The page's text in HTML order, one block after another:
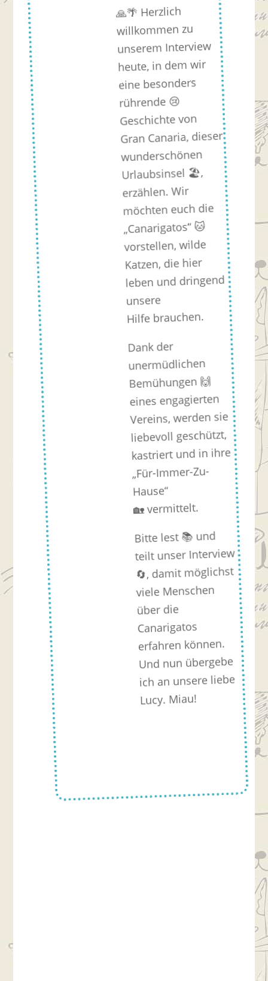
🙏🌴 Herzlich
willkommen zu
unserem Interview
heute, in dem wir
eine besonders
rührende 😢
Geschichte von
Gran Canaria, dieser
wunderschönen
Urlaubsinsel 🏖️,
erzählen. Wir
möchten euch die
„Canarigatos“ 🐱
vorstellen, wilde
Katzen, die hier
leben und dringend
unsere
Hilfe brauchen.
Dank der
unermüdlichen
Bemühungen 🙌
eines engagierten
Vereins, werden sie
liebevoll geschützt,
kastriert und in ihre
„Für-Immer-Zu-
Hause“
🏡 vermittelt.
Bitte lest 📚 und
teilt unser Interview
🔄, damit möglichst
viele Menschen
über die
Canarigatos
erfahren können.
Und nun übergebe
ich an unsere liebe
Lucy. Miau!